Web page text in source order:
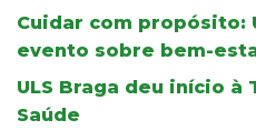
Cuidar com propósito:
evento sobre bem-
ULS Braga deu início à
Saúde